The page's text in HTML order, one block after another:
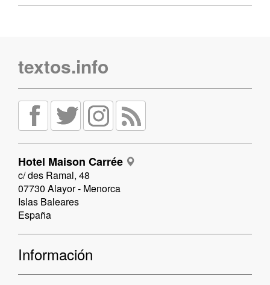
textos.info
Hotel Maison Carrée
c/ des Ramal, 48
07730 Alayor - Menorca
Islas Baleares
España
Información